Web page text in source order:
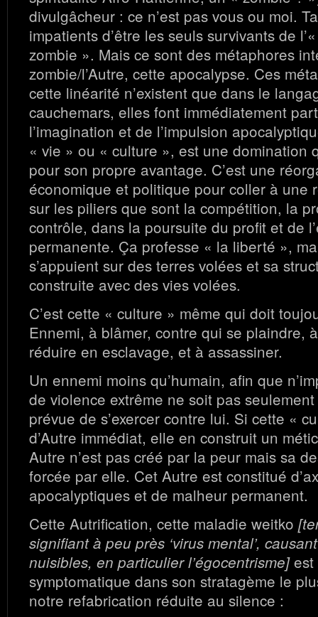
divulgâcheur : ce n’est pas vous ou moi.
impatients d’être les seuls survivants de
zombie ». Mais ce sont des métaphores
zombie/l’Autre, cette apocalypse. Ces
cette linéarité n’existent que dans le
cauchemars, elles font immédiatement
l’imagination et de l’impulsion
« vie » ou « culture », est une domination
pour son propre avantage. C’est une
économique et politique pour coller à une
sur les piliers que sont la compétition, la
contrôle, dans la poursuite du profit et de
permanente. Ça professe « la liberté »,
s’appuient sur des terres volées et sa
construite avec des vies volées.
C’est cette « culture » même qui doit
Ennemi, à blâmer, contre qui se plaindre,
réduire en esclavage, et à assassiner.
Un ennemi moins qu’humain, afin que
de violence extrême ne soit pas
prévue de s’exercer contre lui. Si cette «
d’Autre immédiat, elle en construit un
Autre n’est pas créé par la peur mais sa
forcée par elle. Cet Autre est constitué
apocalyptiques et de malheur permanent.
Cette Autrification, cette maladie weitko
signifiant à peu près ‘virus mental’,
nuisibles, en particulier l’égocentrisme]est
symptomatique dans son stratagème le
notre refabrication réduite au silence :